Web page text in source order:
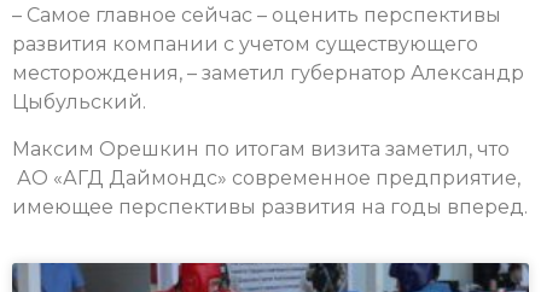
– Самое главное сейчас – оценить перспективы
развития компании с учетом существующего
месторождения, – заметил губернатор Александр
Цыбульский.
Максим Орешкин по итогам визита заметил, что
АО «АГД Даймондс» современное предприятие,
имеющее перспективы развития на годы вперед.